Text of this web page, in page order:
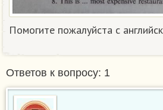
Помогите пожалуйста с
Ответов к вопросу: 1